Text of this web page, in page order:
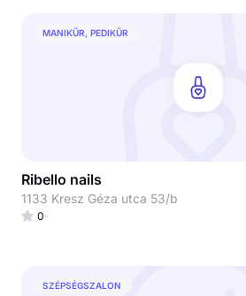
MANIKŰR, PEDIKŰR
Ribello nails
1133 Kresz Géza utca 53/b
0
SZÉPSÉGSZALON